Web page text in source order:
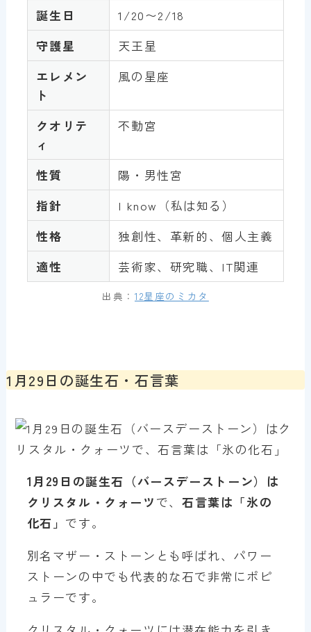
誕生日
1/20〜2/18
守護星
天王星
エレメン
ト
風の星座
クオリテ
ィ
不動宮
性質
陽・男性宮
指針
I know（私は知る）
性格
独創性、革新的、個人主義
適性
芸術家、研究職、IT関連
出典： 12星座のミカタ
1月29日の誕生石・石言葉
1月 29 日の誕生石（バースデーストーン）は
クリスタル・クォーツ で、 石言葉は「氷の
化石」 です。
別名マザー・ストーンとも呼ばれ、パワー
ストーンの中でも代表的な石で非常にポピ
ュラーです。